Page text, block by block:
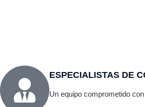
ESPECIALISTAS DE
Un equipo comprometido